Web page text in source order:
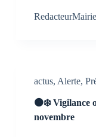
RedacteurMairie
actus, Alerte,
🟠❄️ Vigilance
novembre